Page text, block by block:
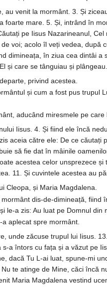
venit la mormânt. 3. Și
mare. 5. Și, intrând în
pe Iisus Nazarineanul,
voi; acolo îl veți vedea, după
în ziua cea dintâi a
și care se tânguiau și plângeau.
privind acestea.
și cum a fost pus trupul
aducând miresmele pe care
Iisus. 4. Și fiind ele încă
aceia către ele: De ce căutați
să fie dat în mâinile
acestea celor unsprezece
11. Și cuvintele acestea au
Cleopa, și Maria Magdalena.
dis-de-dimineață, fiind
a zis: Au luat pe Domnul din
aplecat spre mormânt.
zăcuse trupul lui Iisus.
a întors cu fața și a văzut pe
dacă Tu L-ai luat, spune-mi
te atinge de Mine, căci încă
Maria Magdalena vestind